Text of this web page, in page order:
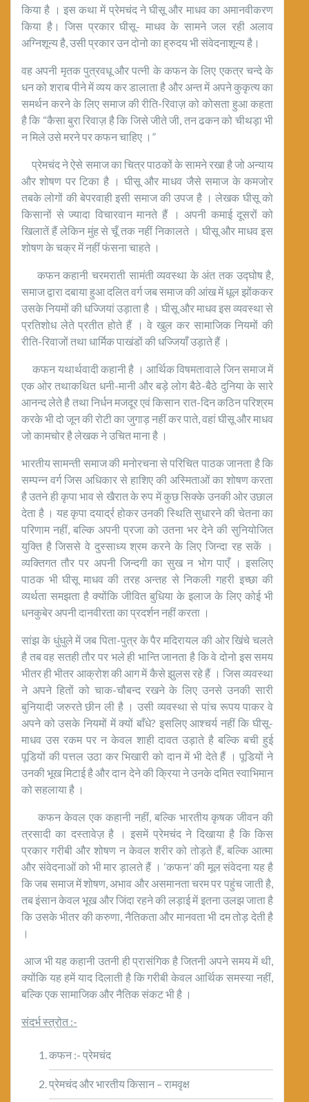
किया है । इस कथा में प्रेमचंद ने घीसू और माधव का अमानवीकरण
किया है। जिस प्रकार घीसू- माधव के सामने जल रही अलाव
अग्निशून्य है, उसी प्रकार उन दोनो का ह्रुदय भी संवेदनाशून्य है।
वह अपनी मृतक पुत्रवधू और पत्नी के कफन के लिए एकत्र चन्दे के
धन को शराब पीने में व्यय कर डालाता है और अन्त में अपने कुकृत्य का
समर्थन करने के लिए समाज की रीति-रिवाज़ को कोसता हुआ कहता
है कि “कैसा बुरा रिवाज़ है कि जिसे जीते जी, तन ढकन को चीथड़ा भी
न मिले उसे मरने पर कफन चाहिए ।”
प्रेमचंद ने ऐसे समाज का चित्र पाठकों के सामने रखा है जो अन्याय
और शोषण पर टिका है । घीसू और माधव जैसे समाज के कमजोर
तबके लोगों की बेपरवाही इसी समाज की उपज है । लेखक घीसू को
किसानों से ज्यादा विचारवान मानते हैं । अपनी कमाई दूसरों को
खिलातें हैं लेकिन मुंह से चूँ तक नहीं निकालते । घीसू और माधव इस
शोषण के चक्र में नहीं फंसना चाहते ।
कफन कहानी चरमराती सामंती व्यवस्था के अंत तक उद्घोष है,
समाज द्वारा दबाया हुआ दलित वर्ग जब समाज की आंख में धूल झोंककर
उसके नियमों की धज्जियां उड़ाता है । घीसू और माधव इस व्यवस्था से
प्रतिशोध लेते प्रतीत होते हैं । वे खुल कर सामाजिक नियमों की
रीति-रिवाजों तथा धार्मिक पाखंडों की धज्जियाँ उड़ाते हैं ।
कफन यथार्थवादी कहानी है । आर्थिक विषमतावाले जिन समाज में
एक ओर तथाकथित धनी-मानी और बड़े लोग बैठे-बैठे दुनिया के सारे
आनन्द लेते है तथा निर्धन मजदूर एवं किसान रात-दिन कठिन परिश्रम
करके भी दो जून की रोटी का जुगाड़ नहीं कर पाते, वहां घीसू और माधव
जो कामचोर है लेखक ने उचित माना है ।
भारतीय सामन्ती समाज की मनोरचना से परिचित पाठक जानता है कि
सम्पन्न वर्ग जिस अधिकार से हाशिए की अस्मिताओं का शोषण करता
है उतने ही कृपा भाव से खैरात के रुप में कुछ सिक्के उनकी ओर उछाल
देता है । यह कृपा दयार्द्र होकर उनकी स्थिति सुधारने की चेतना का
परिणाम नहीं, बल्कि अपनी प्रजा को उतना भर देने की सुनियोजित
युक्ति है जिससे वे दुस्साध्य श्रम करने के लिए जिन्दा रह सकें ।
व्यक्तिगत तौर पर अपनी जिन्दगी का सुख न भोग पाएँ । इसलिए
पाठक भी घीसू माधव की तरह अन्तह से निकली गहरी इच्छा की
व्यर्थता समझता है क्योंकि जीवित बुधिया के इलाज के लिए कोई भी
धनकुबेर अपनी दानवीरता का प्रदर्शन नहीं करता ।
सांझ के धुंधुले में जब पिता-पुत्र के पैर मदिरायल की ओर खिंचे चलते
है तब वह सतही तौर पर भले ही भान्ति जानता है कि वे दोनो इस समय
भीतर ही भीतर आक्रोश की आग में कैसे झुलस रहे हैं । जिस व्यवस्था
ने अपने हितों को चाक-चौबन्द रखने के लिए उनसे उनकी सारी
बुनियादी जरुरते छीन ली है । उसी व्यवस्था से पांच रूपय पाकर वे
अपने को उसके नियमों में क्यों बाँधे? इसलिए आश्चर्य नहीं कि घीसू-
माधव उस रकम पर न केवल शाही दावत उड़ाते है बल्कि बची हुई
पूडियों की पत्तल उठा कर भिखारी को दान में भी देते हैं । पूडियों ने
उनकी भूख मिटाई है और दान देने की क्रिया ने उनके दमित स्वाभिमान
को सहलाया है ।
कफन केवल एक कहानी नहीं, बल्कि भारतीय कृषक जीवन की
त्रसादी का दस्तावेज़ है । इसमें प्रेमचंद ने दिखाया है कि किस
प्रकार गरीबी और शोषण न केवल शरीर को तोड़ते हैं, बल्कि आत्मा
और संवेदनाओं को भी मार ड़ालते हैं । ‘कफन’ की मूल संवेदना यह है
कि जब समाज में शोषण, अभाव और असमानता चरम पर पहुंच जाती है,
तब इंसान केवल भूख और जिंदा रहने की लड़ाई में इतना उलझ जाता है
कि उसके भीतर की करुणा, नैतिकता और मानवता भी दम तोड़ देती है
।
आज भी यह कहानी उतनी ही प्रासंगिक है जितनी अपने समय में थी,
क्योंकि यह हमें याद दिलाती है कि गरीबी केवल आर्थिक समस्या नहीं,
बल्कि एक सामाजिक और नैतिक संकट भी है ।
संदर्भ स्त्रोत :-
कफन :- प्रेमचंद
प्रेमचंद और भारतीय किसान – रामवृक्ष